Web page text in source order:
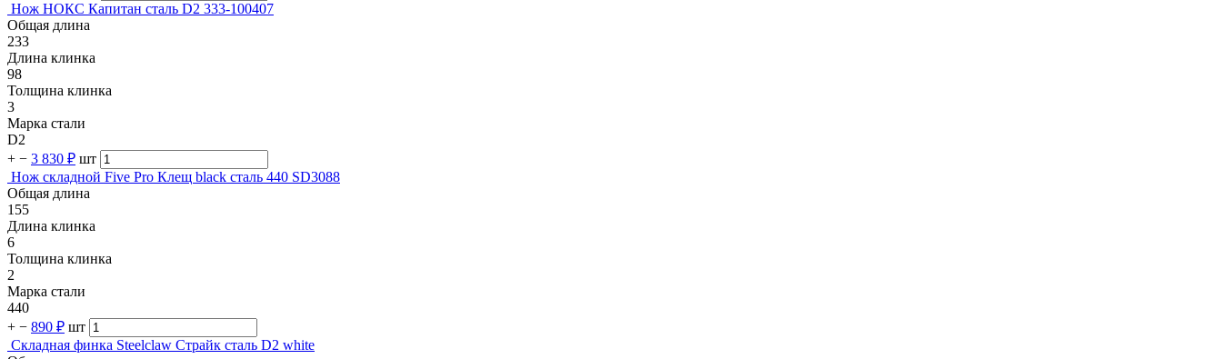
Нож НОКС Капитан сталь D2 333-100407
Общая длина
233
Длина клинка
98
Толщина клинка
3
Марка стали
D2
+ − 3 830 ₽ шт
Нож складной Five Pro Клещ black сталь 440 SD3088
Общая длина
155
Длина клинка
6
Толщина клинка
2
Марка стали
440
+ − 890 ₽ шт
Складная финка Steelclaw Страйк сталь D2 white